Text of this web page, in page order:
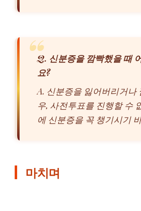
Q. 신분증을 깜빡했을 때
요?
A. 신분증을 잃어버리거나
우, 사전투표를 진행할 수
에 신분증을 꼭 챙기시기
마치며